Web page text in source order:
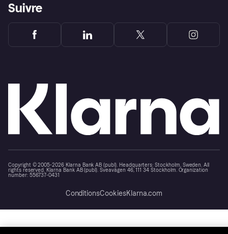
Suivre
Copyright © 2005-2026 Klarna Bank AB (publ). Headquarters: Stockholm, Sweden. All
rights reserved. Klarna Bank AB (publ). Sveavägen 46, 111 34 Stockholm. Organization
number: 556737-0431
ConditionsCookiesKlarna.com